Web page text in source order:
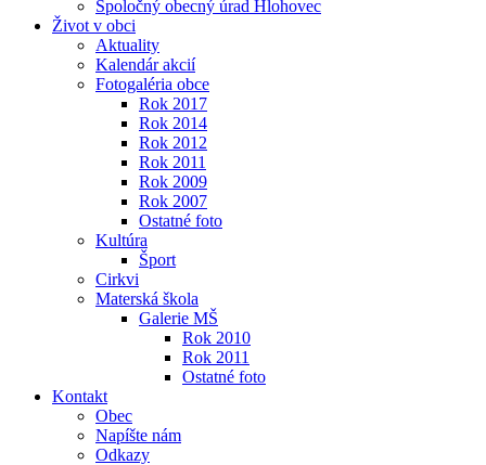
Spoločný obecný úrad Hlohovec
Život v obci
Aktuality
Kalendár akcií
Fotogaléria obce
Rok 2017
Rok 2014
Rok 2012
Rok 2011
Rok 2009
Rok 2007
Ostatné foto
Kultúra
Šport
Cirkvi
Materská škola
Galerie MŠ
Rok 2010
Rok 2011
Ostatné foto
Kontakt
Obec
Napíšte nám
Odkazy